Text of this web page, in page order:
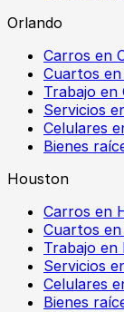
Orlando
Carros en
Cuartos
Trabajo en
Servicios
Celulares
Bienes
Houston
Carros en
Cuartos
Trabajo
Servicios
Celulares
Bienes